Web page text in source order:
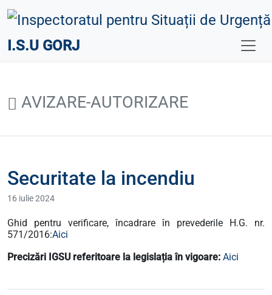
I.S.U GORJ
AVIZARE-AUTORIZARE
Securitate la incendiu
16 iulie 2024
Ghid pentru verificare, încadrare în prevederile H.G. nr.
571/2016:Aici
Precizări IGSU referitoare la legislația în vigoare: Aici